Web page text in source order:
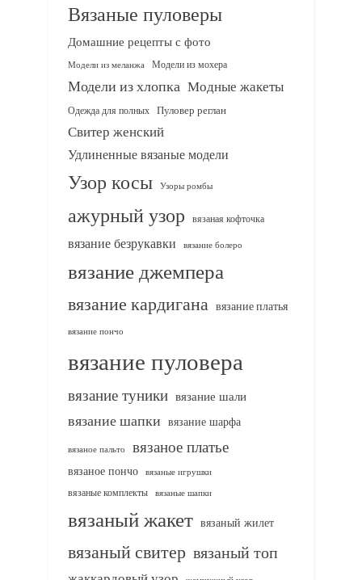
Вязаные пуловеры
Домашние рецепты с фото
Модели из меланжа Модели из мохера
Модели из хлопка Модные жакеты
Одежда для полных Пуловер реглан
Свитер женский
Удлиненные вязаные модели
Узор косы Узоры ромбы
ажурный узор вязаная кофточка
вязание безрукавки вязание болеро
вязание джемпера
вязание кардигана вязание платья
вязание пончо
вязание пуловера
вязание туники вязание шали
вязание шапки вязание шарфа
вязаное пальто вязаное платье
вязаное пончо вязаные игрушки
вязаные комплекты
вязаные шапки
вязаный жакет вязаный жилет
вязаный свитер вязаный топ